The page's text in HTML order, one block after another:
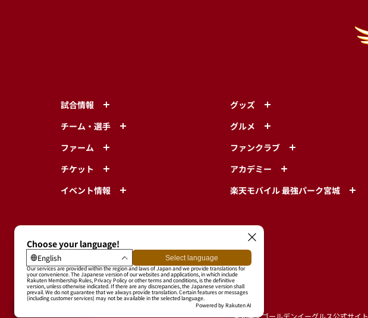
試合情報
チーム・選手
ファーム
チケット
イベント情報
グッズ
グルメ
ファンクラブ
アカデミー
楽天モバイル 最強パーク宮城
東北楽天ゴールデンイーグルス公式サイト